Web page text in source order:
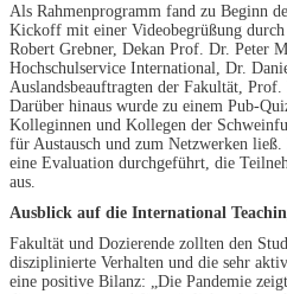
Als Rahmenprogramm fand zu Beginn
Kickoff mit einer Videobegrüßung
Robert Grebner, Dekan Prof. Dr. Peter
Hochschulservice International, Dr.
Auslandsbeauftragten der Fakultät,
Darüber hinaus wurde zu einem Pub-
Kolleginnen und Kollegen der
für Austausch und zum Netzwerken
eine Evaluation durchgeführt, die
aus.
Ausblick auf die International
Fakultät und Dozierende zollten den
disziplinierte Verhalten und die sehr
eine positive Bilanz: „Die Pandemie